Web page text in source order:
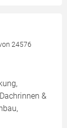
24576
&